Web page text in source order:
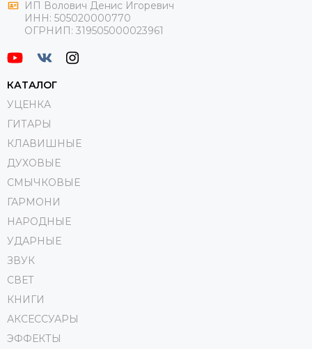
ИП Волович Денис Игоревич
ИНН: 505020000770
ОГРНИП: 319505000023961
КАТАЛОГ
УЦЕНКА
ГИТАРЫ
КЛАВИШНЫЕ
ДУХОВЫЕ
СМЫЧКОВЫЕ
ГАРМОНИ
НАРОДНЫЕ
УДАРНЫЕ
ЗВУК
СВЕТ
КНИГИ
АКСЕССУАРЫ
ЭФФЕКТЫ